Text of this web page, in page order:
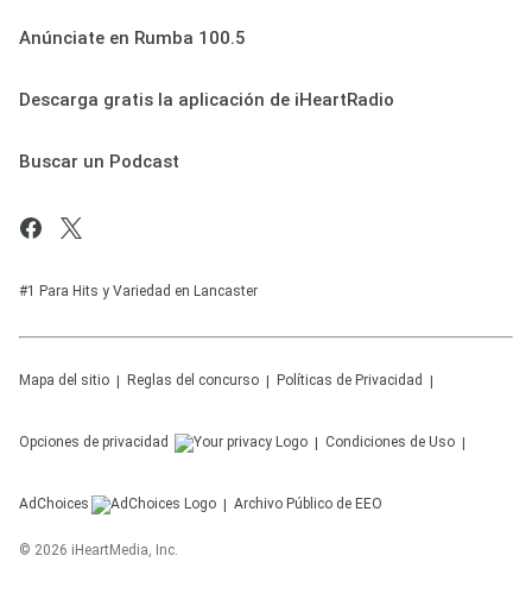
Anúnciate en Rumba 100.5
Descarga gratis la aplicación de iHeartRadio
Buscar un Podcast
#1 Para Hits y Variedad en Lancaster
Mapa del sitio Reglas del concurso Políticas de Privacidad
Opciones de privacidad Condiciones de Uso
AdChoices Archivo Público de EEO
© 2026 iHeartMedia, Inc.